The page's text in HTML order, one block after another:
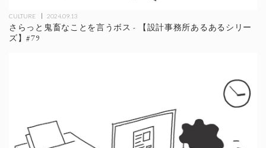
CULTURE 2024.09.13
さらっと鬼畜なことを言うボス - 【設計事務所あるあるシリー
ズ】#79